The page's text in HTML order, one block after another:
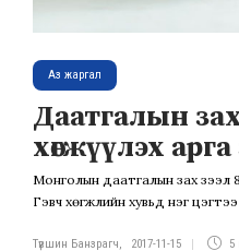
Аз жаргал
Даатгалын
хөгжүүлэх
Монголын даатгалын зах зээл
Гэвч хөгжлийн хувьд нэг
Түвшин Банзрагч, 2017-11-15 5